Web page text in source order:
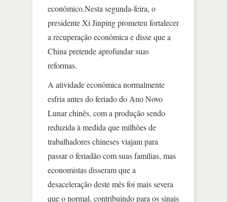
econômico.Nesta segunda-feira, o
presidente Xi Jinping prometeu fortalecer
a recuperação econômica e disse que a
China pretende aprofundar suas
reformas.
A atividade econômica normalmente
esfria antes do feriado do Ano Novo
Lunar chinês, com a produção sendo
reduzida à medida que milhões de
trabalhadores chineses viajam para
passar o feriadão com suas famílias, mas
economistas disseram que a
desaceleração deste mês foi mais severa
que o normal, contribuindo para os sinais